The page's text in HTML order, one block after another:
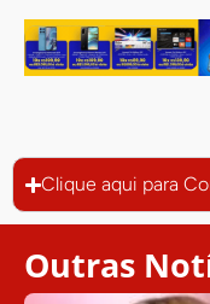
Clique aqui para
Outras